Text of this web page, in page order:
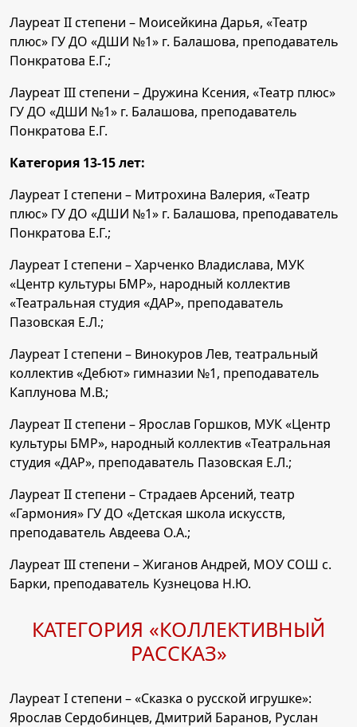
Лауреат II степени – Моисейкина Дарья, «Театр
плюс» ГУ ДО «ДШИ №1» г. Балашова, преподаватель
Понкратова Е.Г.;
Лауреат III степени – Дружина Ксения, «Театр плюс»
ГУ ДО «ДШИ №1» г. Балашова, преподаватель
Понкратова Е.Г.
Категория 13-15 лет:
Лауреат I степени – Митрохина Валерия, «Театр
плюс» ГУ ДО «ДШИ №1» г. Балашова, преподаватель
Понкратова Е.Г.;
Лауреат I степени – Харченко Владислава, МУК
«Центр культуры БМР», народный коллектив
«Театральная студия «ДАР», преподаватель
Пазовская Е.Л.;
Лауреат I степени – Винокуров Лев, театральный
коллектив «Дебют» гимназии №1, преподаватель
Каплунова М.В.;
Лауреат II степени – Ярослав Горшков, МУК «Центр
культуры БМР», народный коллектив «Театральная
студия «ДАР», преподаватель Пазовская Е.Л.;
Лауреат II степени – Страдаев Арсений, театр
«Гармония» ГУ ДО «Детская школа искусств,
преподаватель Авдеева О.А.;
Лауреат III степени – Жиганов Андрей, МОУ СОШ с.
Барки, преподаватель Кузнецова Н.Ю.
КАТЕГОРИЯ «КОЛЛЕКТИВНЫЙ
РАССКАЗ»
Лауреат I степени – «Сказка о русской игрушке»:
Ярослав Сердобинцев, Дмитрий Баранов, Руслан